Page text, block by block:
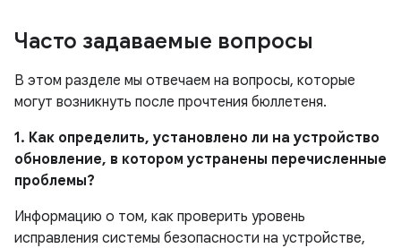
Часто задаваемые вопросы
В этом разделе мы отвечаем на вопросы, которые
могут возникнуть после прочтения бюллетеня.
1. Как определить, установлено ли на устройство
обновление, в котором устранены перечисленные
проблемы?
Информацию о том, как проверить уровень
исправления системы безопасности на устройстве,